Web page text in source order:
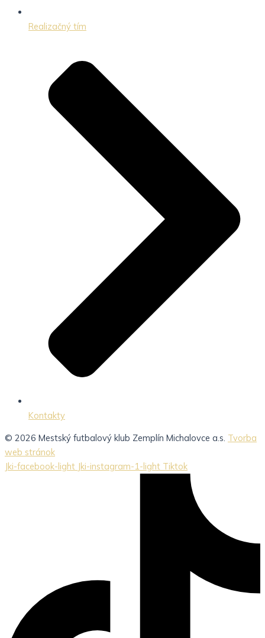
Realizačný tím
Kontakty
© 2026 Mestský futbalový klub Zemplín Michalovce a.s. Tvorba
web stránok
Jki-facebook-light Jki-instagram-1-light Tiktok